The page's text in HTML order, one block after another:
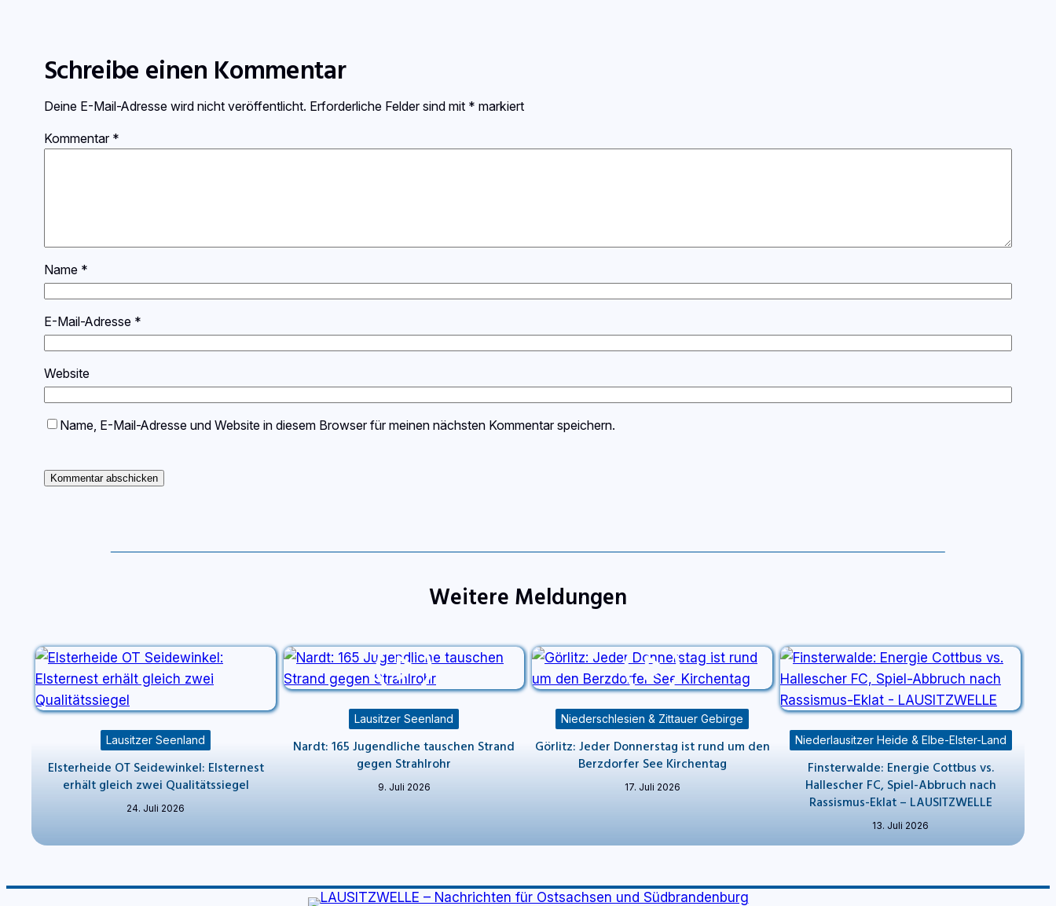
Schreibe einen Kommentar
Deine E-Mail-Adresse wird nicht veröffentlicht. Erforderliche Felder sind mit * markiert
Kommentar *
Name *
E-Mail-Adresse *
Website
Name, E-Mail-Adresse und Website in diesem Browser für meinen nächsten Kommentar speichern.
Weitere Meldungen
Lausitzer Seenland
Elsterheide OT Seidewinkel: Elsternest
erhält gleich zwei Qualitätssiegel
24. Juli 2026
Lausitzer Seenland
Nardt: 165 Jugendliche tauschen Strand
gegen Strahlrohr
9. Juli 2026
Niederschlesien & Zittauer Gebirge
Görlitz: Jeder Donnerstag ist rund um den
Berzdorfer See Kirchentag
17. Juli 2026
Niederlausitzer Heide & Elbe-Elster-Land
Finsterwalde: Energie Cottbus vs.
Hallescher FC, Spiel-Abbruch nach
Rassismus-Eklat – LAUSITZWELLE
13. Juli 2026